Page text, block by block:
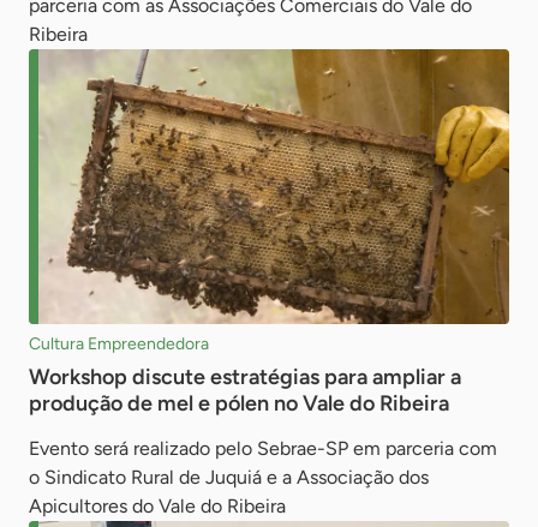
parceria com as Associações Comerciais do Vale do
Ribeira
Cultura Empreendedora
Workshop discute estratégias para ampliar a
produção de mel e pólen no Vale do Ribeira
Evento será realizado pelo Sebrae-SP em parceria com
o Sindicato Rural de Juquiá e a Associação dos
Apicultores do Vale do Ribeira